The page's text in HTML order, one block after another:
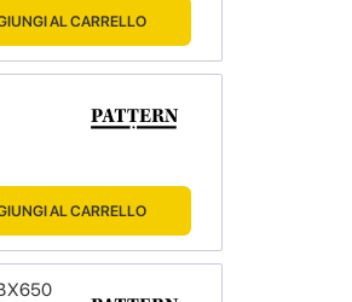
AL CARRELLO
AL CARRELLO